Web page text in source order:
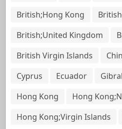
British;Hong Kong
British;United Kingdom
British Virgin Islands
Cyprus
Ecuador
Hong Kong
Hong
Hong Kong;Virgin Islands